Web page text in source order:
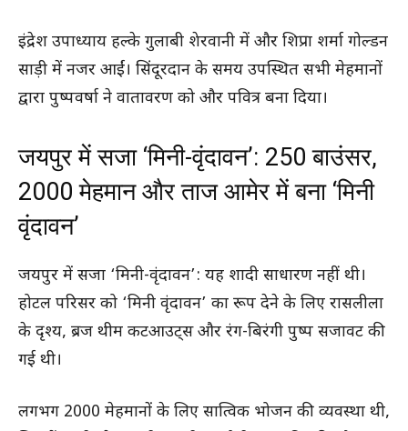
इंद्रेश उपाध्याय हल्के गुलाबी शेरवानी में और शिप्रा शर्मा गोल्डन
साड़ी में नजर आईं। सिंदूरदान के समय उपस्थित सभी मेहमानों
द्वारा पुष्पवर्षा ने वातावरण को और पवित्र बना दिया।
जयपुर में सजा ‘मिनी-वृंदावन’: 250 बाउंसर,
2000 मेहमान और ताज आमेर में बना ‘मिनी
वृंदावन’
जयपुर में सजा ‘मिनी-वृंदावन’: यह शादी साधारण नहीं थी।
होटल परिसर को ‘मिनी वृंदावन’ का रूप देने के लिए रासलीला
के दृश्य, ब्रज थीम कटआउट्स और रंग-बिरंगी पुष्प सजावट की
गई थी।
लगभग 2000 मेहमानों के लिए सात्विक भोजन की व्यवस्था थी,